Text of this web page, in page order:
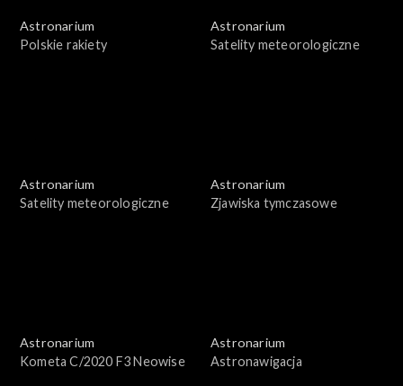
Astronarium
Polskie rakiety
Astronarium
Satelity meteorologiczne
Astronarium
Satelity meteorologiczne
Astronarium
Zjawiska tymczasowe
Astronarium
Kometa C/2020 F3 Neowise
Astronarium
Astronawigacja